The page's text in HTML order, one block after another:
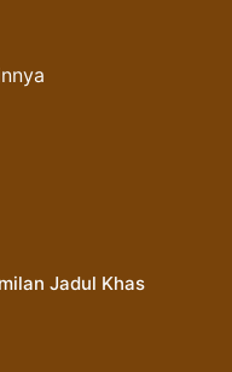
Jadul Khas